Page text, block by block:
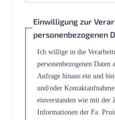
Einwilligung zur
personenbezogenen
Ich willige in die
personenbezogenen
Anfrage hinaus ein und
und/oder
einverstanden wie mit der
Informationen der Fa.